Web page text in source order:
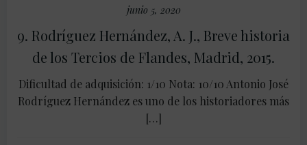
junio 5, 2020
9. Rodríguez Hernández, A. J., Breve historia
de los Tercios de Flandes, Madrid, 2015.
Dificultad de adquisición: 1/10 Nota: 10/10 Antonio José
Rodríguez Hernández es uno de los historiadores más
[…]